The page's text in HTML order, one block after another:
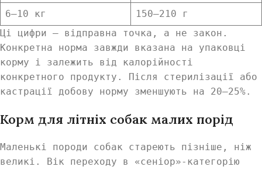
6–10 кг
150–210 г
Ці цифри — відправна точка, а не закон.
Конкретна норма завжди вказана на упаковці
корму і залежить від калорійності
конкретного продукту. Після стерилізації або
кастрації добову норму зменшують на 20–25%.
Корм для літніх собак малих порід
Маленькі породи собак стареють пізніше, ніж
великі. Вік переходу в «сеніор»-категорію